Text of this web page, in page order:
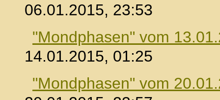
06.01.2015, 23:53
"Mondphasen" vom
14.01.2015, 01:25
"Mondphasen" vom